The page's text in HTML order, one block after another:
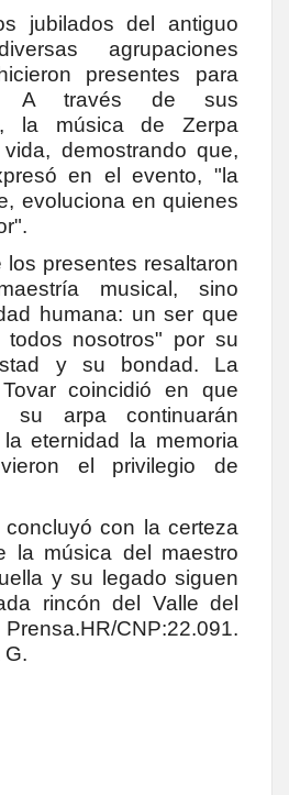
jubilados del antiguo
agrupaciones
presentes para
A través de sus
la música de Zerpa
demostrando que,
en el evento, "la
evoluciona en quienes
los presentes resaltaron
musical, sino
humana: un ser que
nosotros" por su
y su bondad. La
coincidió en que
arpa continuarán
eternidad la memoria
el privilegio de
con la certeza
la música del maestro
y su legado siguen
rincón del Valle del
Prensa.HR/CNP:22.091.
G.